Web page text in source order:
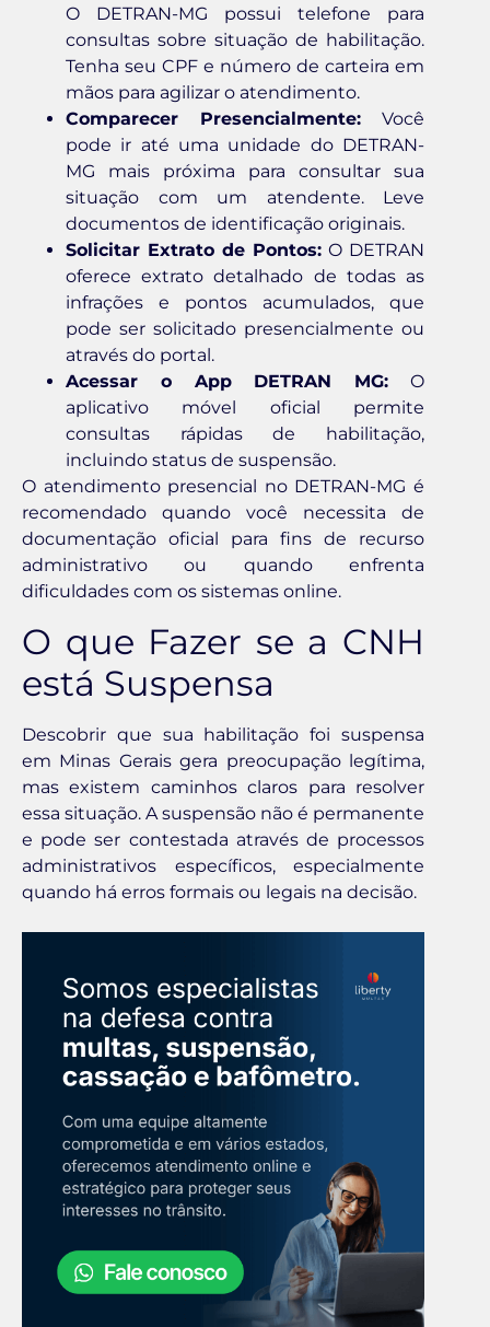
O DETRAN-MG possui telefone para
consultas sobre situação de habilitação.
Tenha seu CPF e número de carteira em
mãos para agilizar o atendimento.
Comparecer Presencialmente: Você
pode ir até uma unidade do DETRAN-
MG mais próxima para consultar sua
situação com um atendente. Leve
documentos de identificação originais.
Solicitar Extrato de Pontos: O DETRAN
oferece extrato detalhado de todas as
infrações e pontos acumulados, que
pode ser solicitado presencialmente ou
através do portal.
Acessar o App DETRAN MG: O
aplicativo móvel oficial permite
consultas rápidas de habilitação,
incluindo status de suspensão.
O atendimento presencial no DETRAN-MG é
recomendado quando você necessita de
documentação oficial para fins de recurso
administrativo ou quando enfrenta
dificuldades com os sistemas online.
O que Fazer se a CNH
está Suspensa
Descobrir que sua habilitação foi suspensa
em Minas Gerais gera preocupação legítima,
mas existem caminhos claros para resolver
essa situação. A suspensão não é permanente
e pode ser contestada através de processos
administrativos específicos, especialmente
quando há erros formais ou legais na decisão.